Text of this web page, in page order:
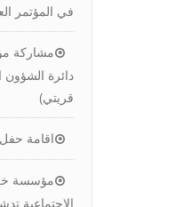
في المؤتمر
مشاركة
دائرة الشؤون
قريتي)
اقامة حفل
مؤسسة
الاجتماعية